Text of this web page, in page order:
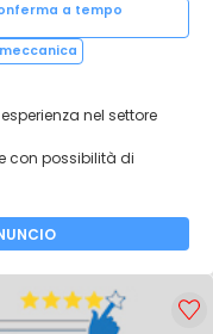
a tempo
nel settore
con possibilità di